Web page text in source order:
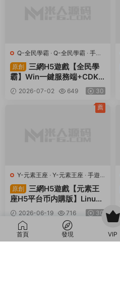
Q-全民學霸 · Q-全民學霸 · 手遊
服務端·頁遊服務端
原創
三網H5遊戲【全民學
霸】Win一鍵服務端+CDK
授權後台+簡易安卓+視頻架
設教程
2026-07-02 649 30
Y-元素王座 · Y-元素王座 · 手遊
服務端·頁遊服務端
原創
三網H5遊戲【元素王
座H5平台币内購版】Linux
手工服務端+GM授權後台
+平台币後台+簡易安卓客戶
端+視頻架設教程
2026-06-19 716 30
薦
評論 0
首頁 發現 VIP